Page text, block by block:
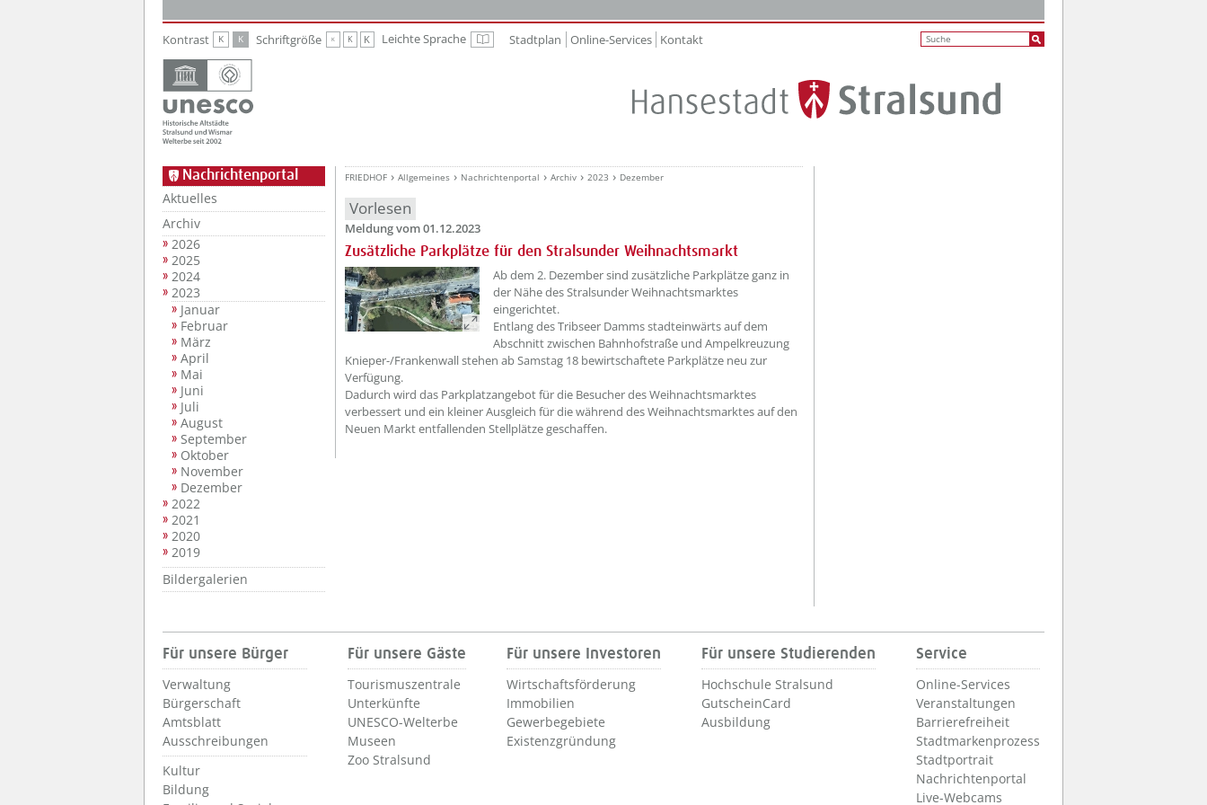
Kontrast K K Schriftgröße K K K Leichte Sprache Leichte Sprache
Stadtplan Online-Services Kontakt
Nachrichtenportal
Aktuelles
Archiv
2026
2025
2024
2023
Januar
Februar
März
April
Mai
Juni
Juli
August
September
Oktober
November
Dezember
2022
2021
2020
2019
Bildergalerien
FRIEDHOF Allgemeines Nachrichtenportal Archiv 2023 Dezember
Vorlesen
Meldung vom 01.12.2023
Zusätzliche Parkplätze für den Stralsunder Weihnachtsmarkt
??? absaetzeOben[1]/titel ???
Ab dem 2. Dezember sind zusätzliche Parkplätze ganz in
der Nähe des Stralsunder Weihnachtsmarktes
eingerichtet.
Entlang des Tribseer Damms stadteinwärts auf dem
Abschnitt zwischen Bahnhofstraße und Ampelkreuzung
Knieper-/Frankenwall stehen ab Samstag 18 bewirtschaftete Parkplätze neu zur
Verfügung.
Dadurch wird das Parkplatzangebot für die Besucher des Weihnachtsmarktes
verbessert und ein kleiner Ausgleich für die während des Weihnachtsmarktes auf den
Neuen Markt entfallenden Stellplätze geschaffen.
Für unsere Bürger
Verwaltung
Bürgerschaft
Amtsblatt
Ausschreibungen
Kultur
Bildung
Für unsere Gäste
Tourismuszentrale
Unterkünfte
UNESCO-Welterbe
Museen
Zoo Stralsund
Für unsere Investoren
Wirtschaftsförderung
Immobilien
Gewerbegebiete
Existenzgründung
Für unsere Studierenden
Hochschule Stralsund
GutscheinCard
Ausbildung
Service
Online-Services
Veranstaltungen
Barrierefreiheit
Stadtmarkenprozess
Stadtportrait
Nachrichtenportal
Live-Webcams